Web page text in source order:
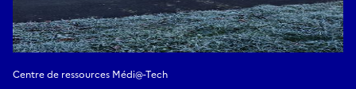
Centre de ressources Médi@-Tech